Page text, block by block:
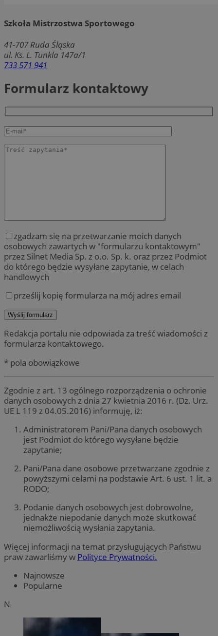
Szkoła Mistrzostwa Sportowego
41-707 Ruda Śląska
ul. Ks. L. Tunkla 147a/1
733 571 941
Formularz kontaktowy
zgadzam się na przetwarzanie moich danych
osobowych zawartych w "formularzu kontaktowym"
przez Silnet Media Sp. z o.o. Sp. k. oraz przez Podmiot
do którego będzie wysyłane zapytanie, w celach
handlowych
prześlij kopię formularza na mój adres email
Redakcja portalu nie odpowiada za treść wiadomości z
formularza kontaktowego.
* pola obowiązkowe
Zgodnie z art. 13 ogólnego rozporządzenia o ochronie
danych osobowych z dnia 27 kwietnia 2016 r. (Dz. Urz.
UE L 119 z 04.05.2016) informuję, iż:
Administratorem Pani/Pana danych osobowych
jest Podmiot do którego wysyłane będzie
zapytanie;
Pani/Pana dane osobowe przetwarzane zgodnie z
powyższymi celami na podstawie Art. 6 ust. 1 lit. a
RODO;
Podanie danych osobowych jest dobrowolne,
jednakże niepodanie danych może skutkować
niemożliwością wysłania zapytania.
Więcej informacji na temat przysługujących Państwu
praw zawarliśmy w Polityce Prywatności.
Najnowsze
Popularne
N